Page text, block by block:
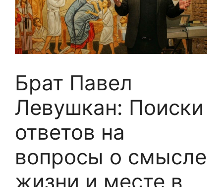
Брат Павел
Левушкан: Поиски
ответов на
вопросы о смысле
жизни и месте в